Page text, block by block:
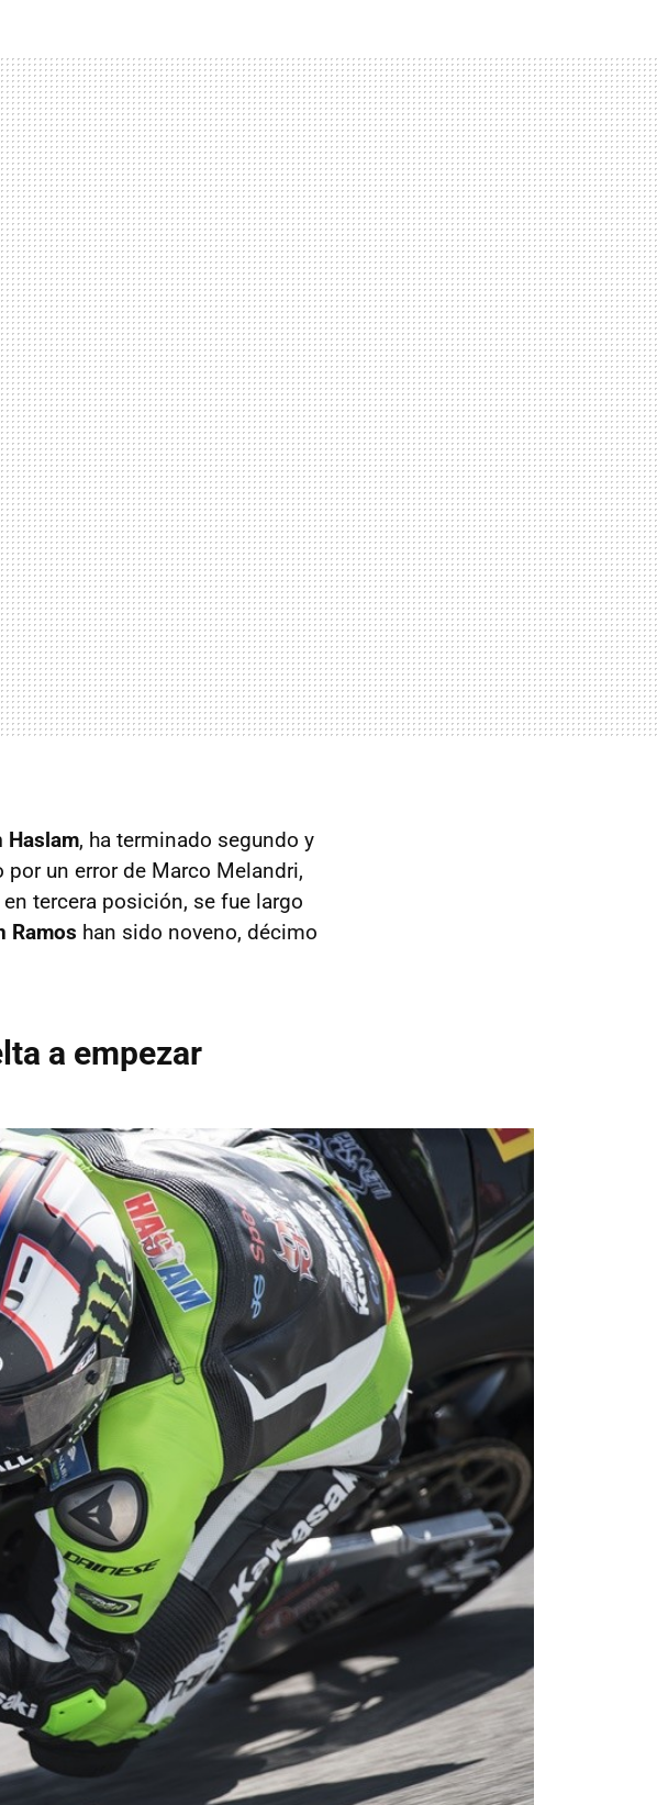
Haslam, ha terminado segundo y
un error de Marco Melandri,
tercera posición, se fue largo
Ramos han sido noveno, décimo
a empezar